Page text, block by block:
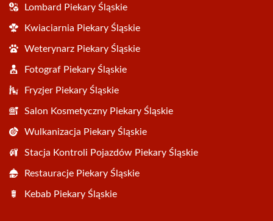
Lombard Piekary Śląskie
Kwiaciarnia Piekary Śląskie
Weterynarz Piekary Śląskie
Fotograf Piekary Śląskie
Fryzjer Piekary Śląskie
Salon Kosmetyczny Piekary Śląskie
Wulkanizacja Piekary Śląskie
Stacja Kontroli Pojazdów Piekary Śląskie
Restauracje Piekary Śląskie
Kebab Piekary Śląskie